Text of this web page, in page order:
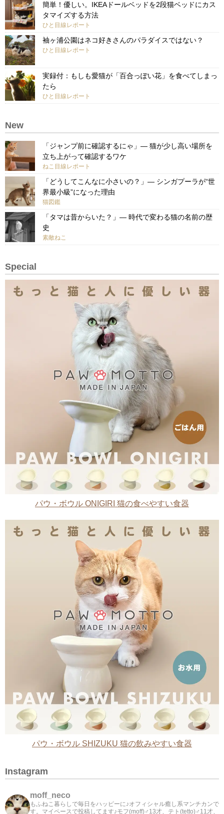
簡単！優しい。IKEAドールベッドを2段猫ベッドにカス
タマイズする方法
ひと目線レポート
袖ヶ浦公園はネコ好きさんのパラダイスではない？
ひと目線レポート
実録付：もしも愛猫が「百合っぽい花」を食べてしまっ
たら
ひと目線レポート
New
「ジャンプ前に確認するにゃ」— 猫が少し高い場所を
立ち上がって確認するワケ
ねこ目線レポート
「どうしてこんなに小さいの？」— シンガプーラが“世
界最小級”になった理由
猫図鑑
「タマは昔からいた？」— 時代で変わる猫の名前の歴
史
素敵ねこ
Special
パウ・ボウル ONIGIRI 猫の食べやすい食器
パウ・ボウル SHIZUKU 猫の飲みやすい食器
Instagram
moff_neco
もふねこ暮らしで毎日をハッピーに♪オフィシャル癒し系マンチカンで
す。マイペースで投稿してます♪モフ(moff)♂13才、テト(tetto)♂11才、